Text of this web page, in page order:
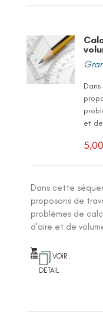
et
5,00
Dans cette
proposons de
problèmes de
d'aire et de
VOIR
DETAIL